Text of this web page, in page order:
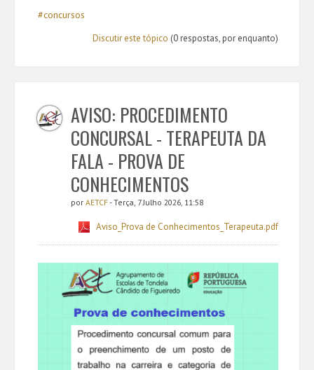
#concursos
Discutir este tópico (0 respostas, por enquanto)
AVISO: PROCEDIMENTO
CONCURSAL - TERAPEUTA DA
FALA - PROVA DE
CONHECIMENTOS
por AETCF- Terça, 7 Julho 2026, 11:58
Aviso_Prova de Conhecimentos_Terapeuta.pdf